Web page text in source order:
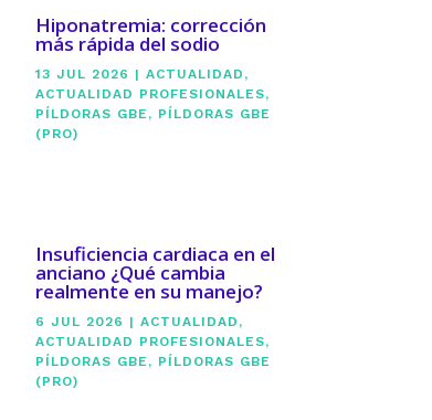
Hiponatremia: corrección
más rápida del sodio
13 JUL 2026 |ACTUALIDAD ,
ACTUALIDAD PROFESIONALES,
PÍLDORAS GBE , PÍLDORAS GBE
(PRO)
Insuficiencia cardiaca en el
anciano ¿Qué cambia
realmente en su manejo?
6 JUL 2026 |ACTUALIDAD ,
ACTUALIDAD PROFESIONALES,
PÍLDORAS GBE , PÍLDORAS GBE
(PRO)